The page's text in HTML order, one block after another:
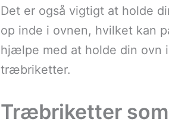
Det er også vigtigt at holde
op inde i ovnen, hvilket kan
hjælpe med at holde din ovn
træbriketter.
Træbriketter